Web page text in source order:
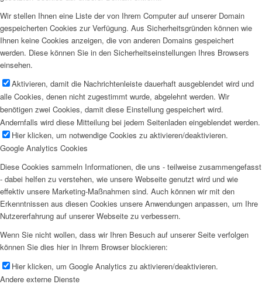
Wir stellen Ihnen eine Liste der von Ihrem Computer auf unserer Domain
gespeicherten Cookies zur Verfügung. Aus Sicherheitsgründen können wie
Ihnen keine Cookies anzeigen, die von anderen Domains gespeichert
werden. Diese können Sie in den Sicherheitseinstellungen Ihres Browsers
einsehen.
Aktivieren, damit die Nachrichtenleiste dauerhaft ausgeblendet wird und
alle Cookies, denen nicht zugestimmt wurde, abgelehnt werden. Wir
benötigen zwei Cookies, damit diese Einstellung gespeichert wird.
Andernfalls wird diese Mitteilung bei jedem Seitenladen eingeblendet werden.
Hier klicken, um notwendige Cookies zu aktivieren/deaktivieren.
Google Analytics Cookies
Diese Cookies sammeln Informationen, die uns - teilweise zusammengefasst
- dabei helfen zu verstehen, wie unsere Webseite genutzt wird und wie
effektiv unsere Marketing-Maßnahmen sind. Auch können wir mit den
Erkenntnissen aus diesen Cookies unsere Anwendungen anpassen, um Ihre
Nutzererfahrung auf unserer Webseite zu verbessern.
Wenn Sie nicht wollen, dass wir Ihren Besuch auf unserer Seite verfolgen
können Sie dies hier in Ihrem Browser blockieren:
Hier klicken, um Google Analytics zu aktivieren/deaktivieren.
Andere externe Dienste